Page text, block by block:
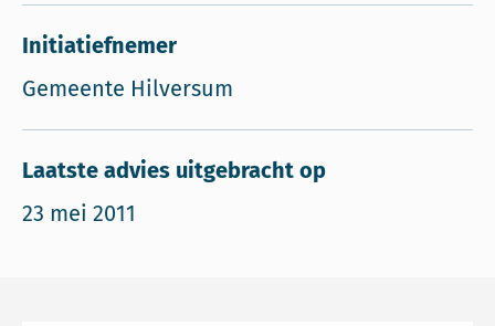
Initiatiefnemer
Gemeente Hilversum
Laatste advies uitgebracht op
23 mei 2011